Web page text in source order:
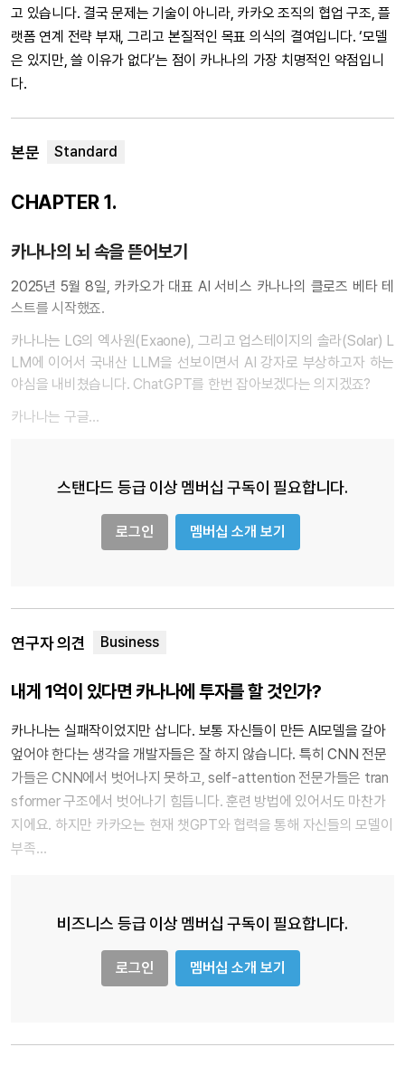
고 있습니다. 결국 문제는 기술이 아니라, 카카오 조직의 협업 구조, 플
랫폼 연계 전략 부재, 그리고 본질적인 목표 의식의 결여입니다. ‘모델
은 있지만, 쓸 이유가 없다’는 점이 카나나의 가장 치명적인 약점입니
다.
본문
CHAPTER 1.
카나나의 뇌 속을 뜯어보기
2025년 5월 8일, 카카오가 대표 AI 서비스 카나나의 클로즈 베타 테
스트를 시작했죠.
카나나는 LG의 엑사원(Exaone), 그리고 업스테이지의 솔라(Solar) L
LM에 이어서 국내산 LLM을 선보이면서 AI 강자로 부상하고자 하는
야심을 내비쳤습니다. ChatGPT를 한번 잡아보겠다는 의지겠죠?
카나나는 구글…
스탠다드 등급 이상 멤버십 구독이 필요합니다.
로그인 멤버십 소개 보기
연구자 의견
내게 1억이 있다면 카나나에 투자를 할 것인가?
카나나는 실패작이었지만 삽니다. 보통 자신들이 만든 AI모델을 갈아
엎어야 한다는 생각을 개발자들은 잘 하지 않습니다. 특히 CNN 전문
가들은 CNN에서 벗어나지 못하고, self-attention 전문가들은 tran
sformer 구조에서 벗어나기 힘듭니다. 훈련 방법에 있어서도 마찬가
지에요. 하지만 카카오는 현재 챗GPT와 협력을 통해 자신들의 모델이
부족…
비즈니스 등급 이상 멤버십 구독이 필요합니다.
로그인 멤버십 소개 보기